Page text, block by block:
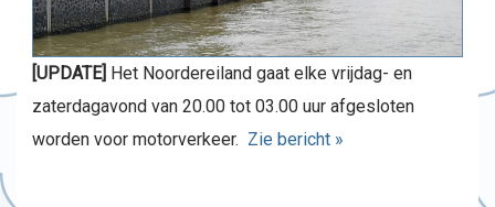
[UPDATE] Het Noordereiland gaat elke vrijdag- en
zaterdagavond van 20.00 tot 03.00 uur afgesloten
worden voor motorverkeer. Zie bericht »